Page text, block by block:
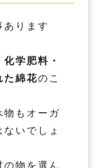
あります
化学肥料・
た綿花のこ
物もオーガ
いでしょ
の物を選ん